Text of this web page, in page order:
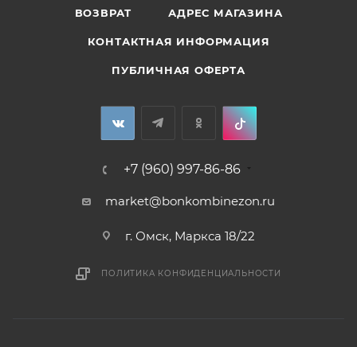
ВОЗВРАТ АДРЕС МАГАЗИНА
КОНТАКТНАЯ ИНФОРМАЦИЯ
ПУБЛИЧНАЯ ОФЕРТА
+7 (960) 997-86-86
market@bonkombinezon.ru
г. Омск, Маркса 18/22
ПОЛИТИКА КОНФИДЕНЦИАЛЬНОСТИ